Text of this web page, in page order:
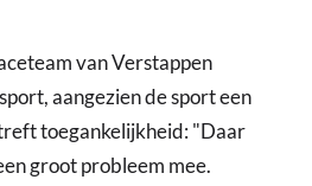
van Verstappen
aangezien de sport een
toegankelijkheid: "Daar
groot probleem mee.